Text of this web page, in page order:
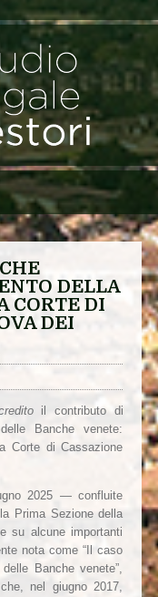
DELLA
CORTE DI
DEI
il contributo di
Banche venete:
Corte di Cassazione
2025 — confluite
Prima Sezione della
su alcune importanti
nota come “Il caso
Banche venete”,
nel giugno 2017,